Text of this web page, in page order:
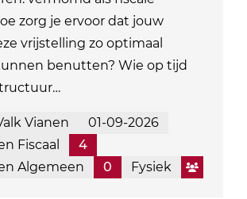
zorg je ervoor dat jouw
vrijstelling zo optimaal
benutten? Wie op tijd
Vianen
01-09-2026
Fiscaal
4
Algemeen
0 Fysiek